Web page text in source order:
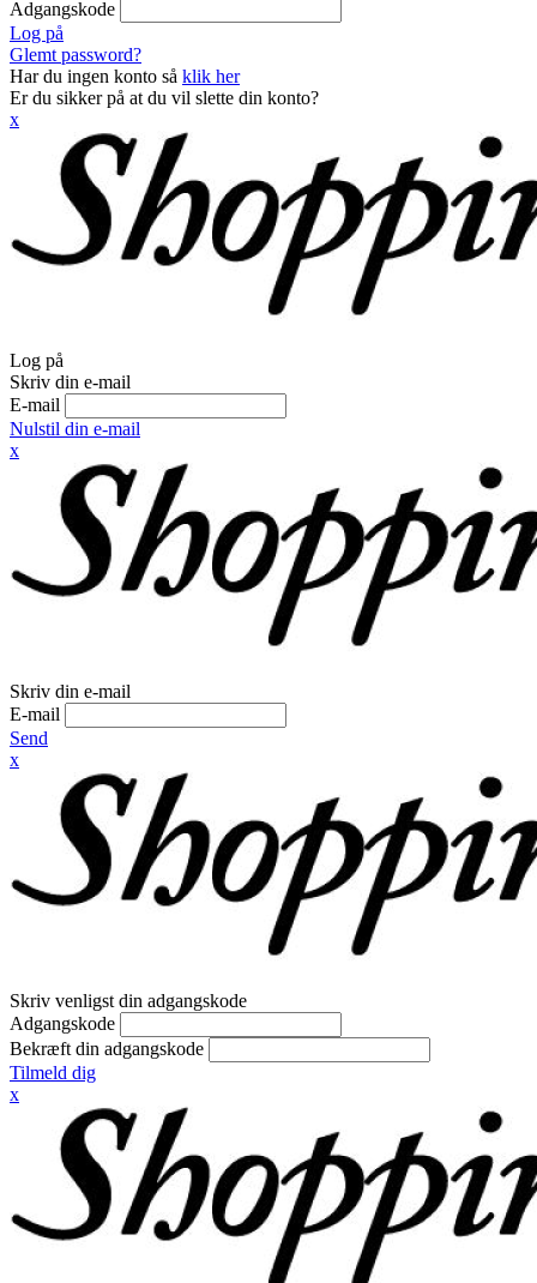
Adgangskode
Log på
Glemt password?
Har du ingen konto så klik her
Er du sikker på at du vil slette din konto?
x
Log på
Skriv din e-mail
E-mail
Nulstil din e-mail
x
Skriv din e-mail
E-mail
Send
x
Skriv venligst din adgangskode
Adgangskode
Bekræft din adgangskode
Tilmeld dig
x